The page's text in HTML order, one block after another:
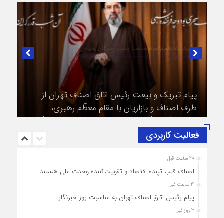
در لبیک به تصمیم سرنوشت‌ساز مجلس خبرگان رهبری؛
پیام تبریک و بیعت رئیس اتاق اصناف تهران از
طرف اصناف و بازاریان با مقام معظّم رهبری،
حضرت آیت‌الله سید مجتبی خامنه‌ای (حفظه‌الله)
فعالیت کاربردی
20 ساعت قبل
اصناف قلب تپنده اقتصاد و تقویت‌کننده وحدت ملی هستند
21 ساعت قبل
پیام رئیس اتاق اصناف تهران به مناسبت روز خبرنگار
3 روز قبل